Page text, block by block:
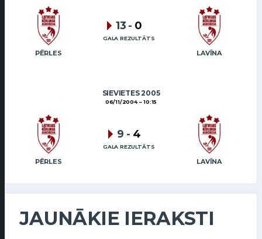
PĒRLES LAVĪNA
13 - 0
GALA REZULTĀTS
SIEVIETES 2005
06/11/2004 10:15
PĒRLES LAVĪNA
9 - 4
GALA REZULTĀTS
JAUNĀKIE IERAKSTI